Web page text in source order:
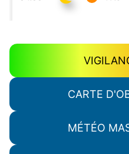
CARTE
MÉTÉO